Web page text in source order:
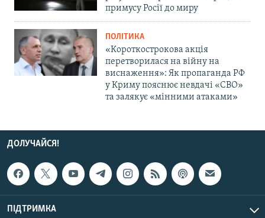
примусу Росії до миру
ПОЛІТИКА
«Короткострокова акція
перетворилася на війну на
виснаження»: Як пропаганда РФ
у Криму пояснює невдачі «СВО»
та залякує «мінними атаками»
ДОЛУЧАЙСЯ!
ПІДТРИМКА